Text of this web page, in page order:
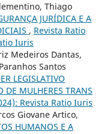
Thiago
JURÍDICA E A
, Revista Ratio
Iuris
Medeiros Dantas,
Santos
LEGISLATIVO
DE MULHERES TRANS
Revista Ratio Iuris
Giovane Artico,
HUMANOS E A